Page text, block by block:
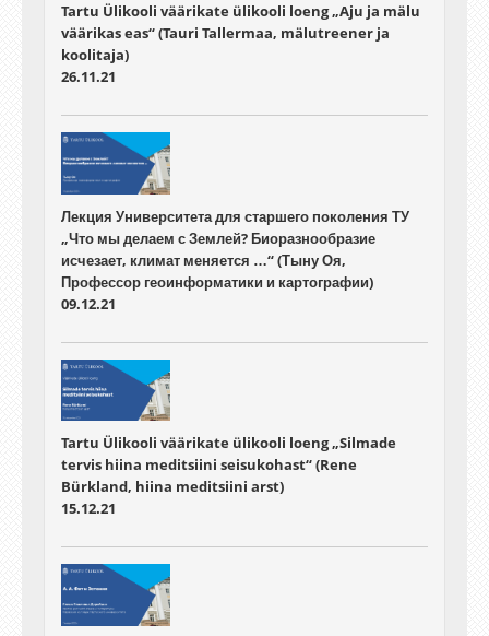
Tartu Ülikooli väärikate ülikooli loeng „Aju ja mälu
väärikas eas“ (Tauri Tallermaa, mälutreener ja
koolitaja)
26.11.21
Лекция Университета для старшего поколения ТУ
„Что мы делаем с Землей? Биоразнообразие
исчезает, климат меняется …“ (Тыну Оя,
Профессор геоинформатики и картографии)
09.12.21
Tartu Ülikooli väärikate ülikooli loeng „Silmade
tervis hiina meditsiini seisukohast“ (Rene
Bürkland, hiina meditsiini arst)
15.12.21